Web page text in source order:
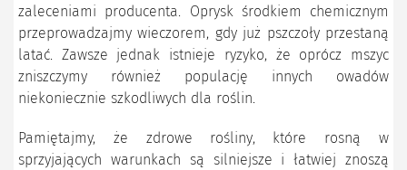
zaleceniami producenta. Oprysk środkiem chemicznym
przeprowadzajmy wieczorem, gdy już pszczoły przestaną
latać. Zawsze jednak istnieje ryzyko, że oprócz mszyc
zniszczymy również populację innych owadów
niekoniecznie szkodliwych dla roślin.
Pamiętajmy, że zdrowe rośliny, które rosną w
sprzyjających warunkach są silniejsze i łatwiej znoszą